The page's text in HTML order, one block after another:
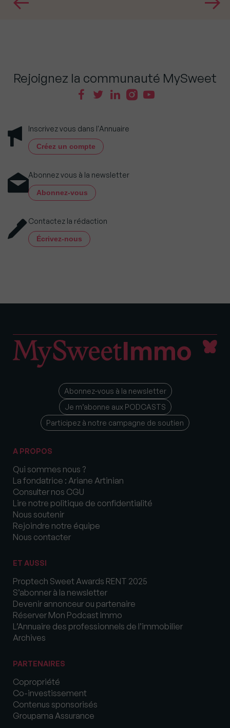
Rejoignez la communauté MySweet
Inscrivez vous dans l'Annuaire
Créez un compte
Abonnez vous à la newsletter
Abonnez-vous
Contactez la rédaction
Écrivez-nous
Abonnez-vous à la newsletter
Je m’abonne aux PODCASTS
Participez à notre campagne de soutien
A PROPOS
Qui sommes nous ?
La fondatrice : Ariane Artinian
Consulter nos CGU
Lire notre politique de confidentialité
Nous soutenir
Rejoindre notre équipe
Nous contacter
ET AUSSI
Proptech Sweet Awards RENT 2025
S’abonner à la newsletter
Devenir annonceur ou partenaire
Réserver Mon Podcast Immo
L’Annuaire des professionnels de l’immobilier
Archives
PARTENAIRES
Copropriété
Co-investissement
Contenus sponsorisés
Groupama Assurance